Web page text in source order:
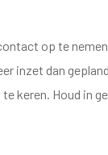
op te
inzet dan
keren. Houd in